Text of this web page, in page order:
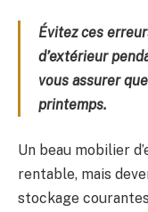
Évitez ces
d’extérieur
vous assurer
printemps.
Un beau mobilier
rentable, mais
stockage